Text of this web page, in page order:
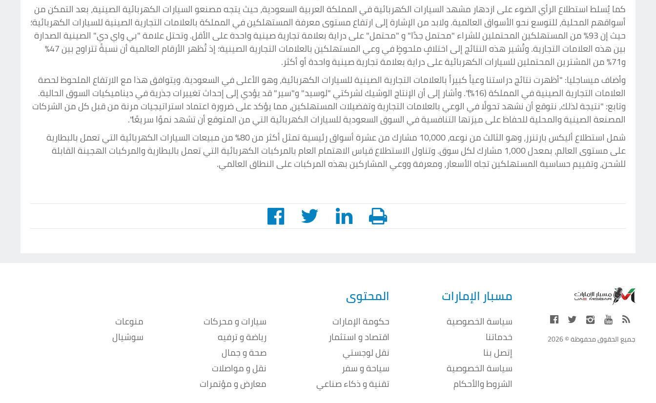
كما يُسلط استطلاع الرأي الضوء على ازدهار مشهد السيارات الكهربائية في المملكة العربية السعودية، حيث يتجه مصنعو السيارات الكهربائية الصينية، بعد التمكن من
أسواقهم المحلية، للتوسع نحو الأسواق العالمية. ولابد من الإشارة إلى ارتفاع مستوى معرفة المستهلكين في المملكة بالعلامات التجارية الصينية للسيارات الكهربائية؛
حيث إن 93% من المستهلكين المحتملين للشراء "محتمل جدًا" و "محتمل" على دراية بعلامة تجارية صينية واحدة على الأقل. وتحتل علامة "بي واي دي" الصينية الصدارة
بين هذه العلامات التجارية. وتُشير هذه النتائج إلى اختلافٍ ملحوظٍ في وعي المستهلكين بالعلامات التجارية الصينية؛ إذ تُظهر الأرقام العالمية أن نسبةً تتراوح بين 47%
و71% من المشترين المحتملين للسيارات الكهربائية على دراية بعلامة تجارية صينية واحدة أو أكثر.
وأضاف ميساجليا: "أظهرت نتائج دراستنا وعياً كبيراً بالعلامات التجارية الصينية للسيارات الكهربائية، وهو الأعلى في السعودية. ويتوافق هذا مع الارتفاع الملحوظ لحصة
العلامات التجارية الصينية في المملكة (16٪)". وأشار إلى أن الإنتاج الوشيك لشركتي "لوسيد" و"سير" قد يؤدي إلى إحداث تغييرات جذرية في ديناميكيات السوق الحالية.
وتابع: "نتيجة لذلك، نتوقع أن نشهد تحولًا في الوعي بالعلامات التجارية وتفضيلات المستهلكين، مما يؤكد على ضرورة اعتماد استراتيجيات مرنة من قبل كل من الشركات
المصنعة الصينية والمحلية للحفاظ على ميزتها التنافسية في السوق السعودية للسيارات الكهربائية التي من المتوقع أن تشهد نموًا سريعًا".
شمل استطلاع أليكس بارتنرز، وهو الثالث من نوعه، 10,000 مشارك من عشرة أسواق رئيسية تمثل أكثر من 80% من مبيعات السيارات الكهربائية التي تعمل بالبطارية
على مستوى العالم، بمعدل 1,000 مشارك لكل سوق. وتناول الاستطلاع قياس الاهتمام العام بالمركبات الكهربائية التي تعمل بالبطارية والمركبات الهجينة القابلة
للشحن، وتقييم حساسية المستهلكين تجاه الأسعار، ومعرفة ووعي المشاركين بهذه المركبات على النطاق العالمي.
جميع الحقوق محفوظة © 2026
مسبار الإمارات
سياسة الخصوصية
خدماتنا
إتصل بنا
سياسة الخصوصية
الشروط والأحكام
المحتوى
حكومة الإمارات
اقتصاد و استثمار
نقل لوجستي
سياحة و سفر
تقنية و ذكاء صناعي
سيارات و محركات
رياضة و ترفيه
صحة و جمال
نقل و مواصلات
معارض و مؤتمرات
منوعات
سوشيال